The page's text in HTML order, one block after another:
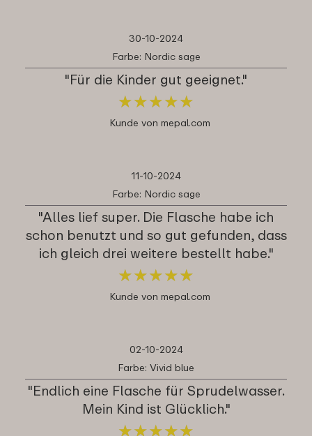
30-10-2024
Farbe: Nordic sage
"Für die Kinder gut geeignet."
★★★★★
★★★★★
Kunde von mepal.com
11-10-2024
Farbe: Nordic sage
"Alles lief super. Die Flasche habe ich
schon benutzt und so gut gefunden, dass
ich gleich drei weitere bestellt habe."
★★★★★
★★★★★
Kunde von mepal.com
02-10-2024
Farbe: Vivid blue
"Endlich eine Flasche für Sprudelwasser.
Mein Kind ist Glücklich."
★★★★★
★★★★★